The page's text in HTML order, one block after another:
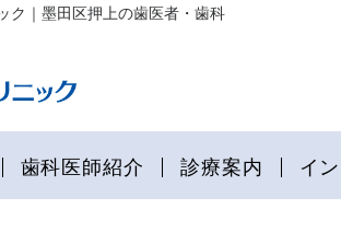
ク｜墨田区押上の歯医者・歯科
歯科医師紹介 診療案内 イ